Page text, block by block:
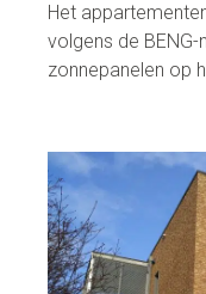
Het
volgens de
zonnepanelen op